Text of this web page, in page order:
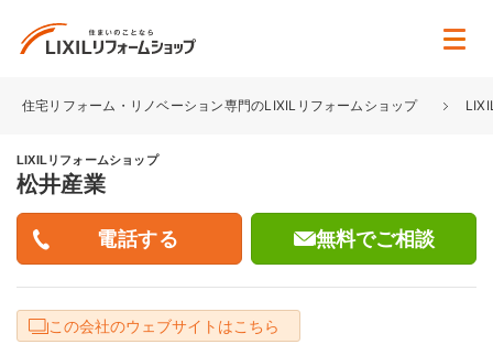
住宅リフォーム・リノベーション専門のLIXILリフォームショップ
LIXILリフォームショップ
松井産業
無料でご相談
この会社のウェブサイトはこちら